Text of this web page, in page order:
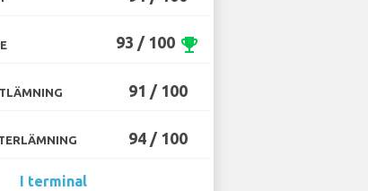
93 / 100 emoji_events
91 / 100
94 / 100
I terminal